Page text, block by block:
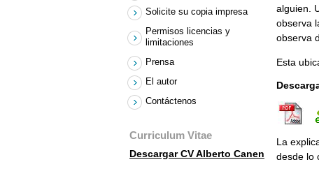
alguien.
observa
observa
Esta
La
desde lo
Solicite su copia impresa
Permisos licencias y
limitaciones
Prensa
El autor
Contáctenos
Curriculum Vitae
Descargar CV Alberto Canen